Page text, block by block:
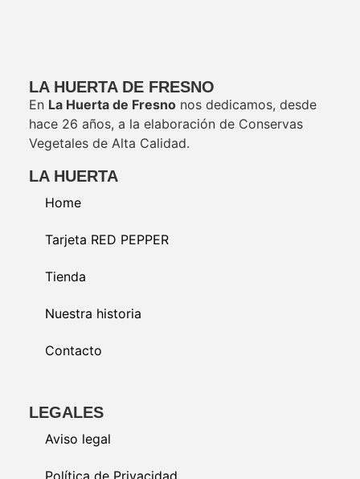
LA HUERTA DE FRESNO
En La Huerta de Fresnonos dedicamos, desde
hace 26 años, a la elaboración de Conservas
Vegetales de Alta Calidad.
LA HUERTA
Home
Tarjeta RED PEPPER
Tienda
Nuestra historia
Contacto
LEGALES
Aviso legal